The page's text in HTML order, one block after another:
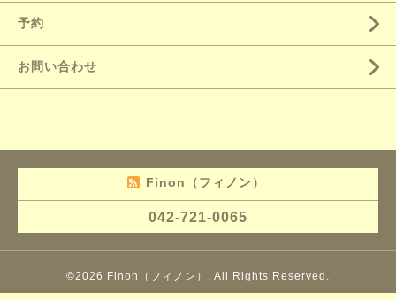
予約
お問い合わせ
Finon（フィノン）
042-721-0065
©2026 Finon（フィノン） . All Rights Reserved.